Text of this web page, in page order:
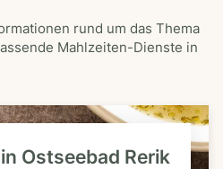
rund um das Thema
Mahlzeiten-Dienste in
Ostseebad Rerik